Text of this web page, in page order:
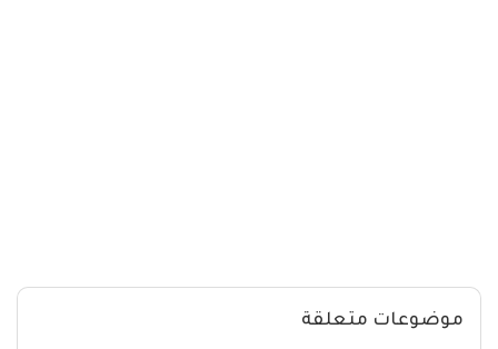
موضوعات متعلقة